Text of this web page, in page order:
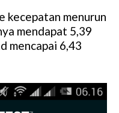
kecepatan menurun
mendapat 5,39
mencapai 6,43